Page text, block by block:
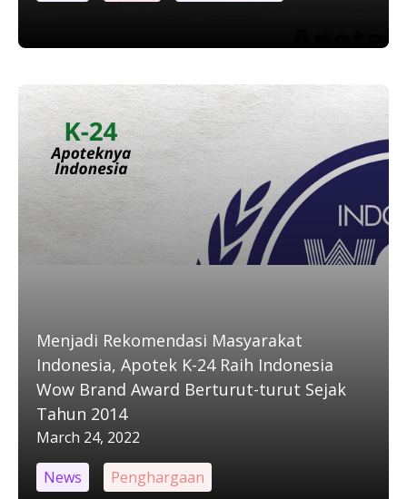
Menjadi Rekomendasi Masyarakat
Indonesia, Apotek K-24 Raih Indonesia
Wow Brand Award Berturut-turut Sejak
Tahun 2014
March 24, 2022
News
Penghargaan